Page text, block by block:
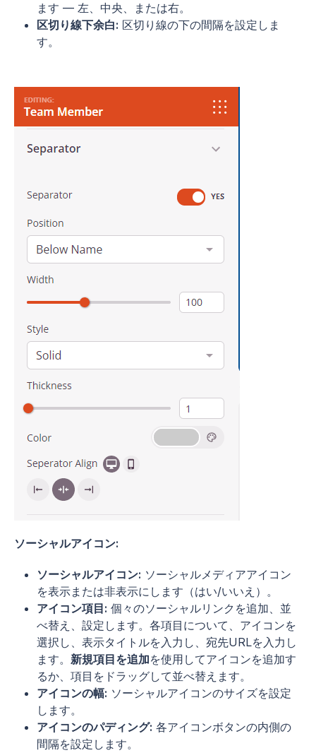
ます — 左、中央、または右。
区切り線下余白: 区切り線の下の間隔を設定しま
す。
ソーシャルアイコン:
ソーシャルアイコン: ソーシャルメディアアイコン
を表示または非表示にします（はい/いいえ）。
アイコン項目: 個々のソーシャルリンクを追加、並
べ替え、設定します。各項目について、アイコンを
選択し、表示タイトルを入力し、宛先URLを入力し
ます。 新規項目を追加を使用してアイコンを追加す
るか、項目をドラッグして並べ替えます。
アイコンの幅: ソーシャルアイコンのサイズを設定
します。
アイコンのパディング: 各アイコンボタンの内側の
間隔を設定します。